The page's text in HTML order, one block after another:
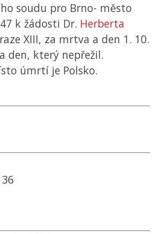
soudu pro Brno- město
k žádosti Dr. Herberta
XIII, za mrtva a den 1. 10.
den, který nepřežil.
úmrtí je Polsko.
36